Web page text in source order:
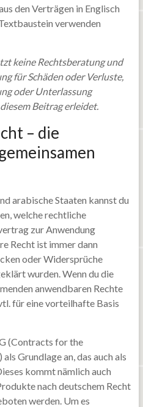
den Verträgen in Englisch
verwenden
keine Rechtsberatung und
für Schäden oder Verluste,
oder Unterlassung
Beitrag erleidet.
– die
arabische Staaten kannst du
welche rechtliche
zur Anwendung
Recht ist immer dann
oder Widersprüche
wurden. Wenn du die
anwendbaren Rechte
für eine vorteilhafte Basis
(Contracts for the
Grundlage an, das auch als
kommt nämlich auch
nach deutschem Recht
werden. Um es